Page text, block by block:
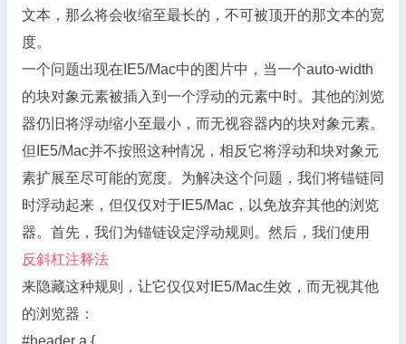
文本，那么将会收缩至最长的，不可被顶开的那文本的宽
度。
一个问题出现在IE5/Mac中的图片中，当一个auto-width
的块对象元素被插入到一个浮动的元素中时。其他的浏览
器仍旧将浮动缩小至最小，而无视容器内的块对象元素。
但IE5/Mac并不按照这种情况，相反它将浮动和块对象元
素扩展至尽可能的宽度。为解决这个问题，我们将锚链同
时浮动起来，但仅仅对于IE5/Mac，以免放弃其他的浏览
器。首先，我们为锚链设定浮动规则。然后，我们使用
反斜杠注释法
来隐藏这种规则，让它仅仅对IE5/Mac生效，而无视其他
的浏览器：